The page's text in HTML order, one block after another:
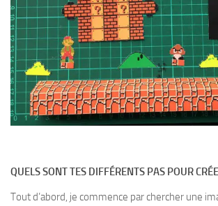
QUELS SONT TES DIFFÉRENTS PAS POUR
Tout d’abord, je commence par chercher une